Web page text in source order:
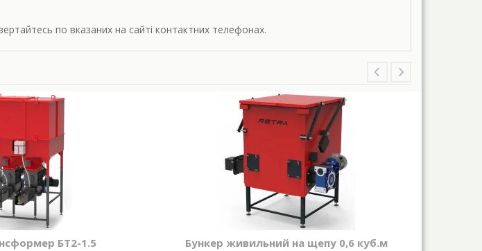
по вказаних на сайті контактних телефонах.
БТ2-1.5 Бункер живильний на щепу 0,6 куб.м